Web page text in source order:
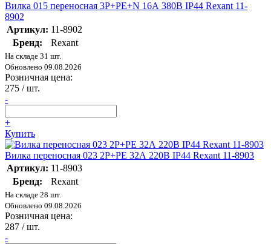
Вилка 015 переносная 3Р+РЕ+N 16А 380В IP44 Rexant 11-
8902
Артикул: 11-8902
Бренд:
Rexant
На складе 31 шт.
Обновлено 09.08.2026
Розничная цена:
275 / шт.
-
+
Купить
Вилка переносная 023 2P+PE 32А 220В IP44 Rexant 11-8903
Артикул: 11-8903
Бренд:
Rexant
На складе 28 шт.
Обновлено 09.08.2026
Розничная цена:
287 / шт.
-